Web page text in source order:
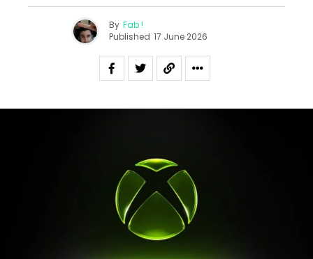
By Fab !
Published 17 June 2026